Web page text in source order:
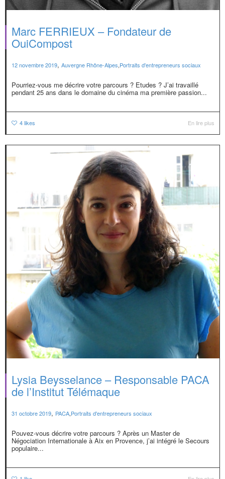
Marc FERRIEUX – Fondateur de
OuiCompost
12 novembre 2019, Auvergne Rhône-Alpes,Portraits d'entrepreneurs sociaux
Pourriez-vous me décrire votre parcours ? Etudes ? J’ai travaillé
pendant 25 ans dans le domaine du cinéma ma première passion...
4likes En lire plus
Lysia Beysselance – Responsable PACA
de l’Institut Télémaque
31 octobre 2019, PACA,Portraits d'entrepreneurs sociaux
Pouvez-vous décrire votre parcours ? Après un Master de
Négociation Internationale à Aix en Provence, j’ai intégré le Secours
populaire...